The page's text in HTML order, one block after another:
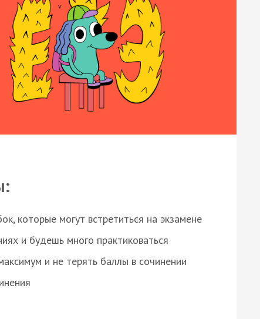
которые могут встретиться на экзамене
и будешь много практиковаться
и не терять баллы в сочинении